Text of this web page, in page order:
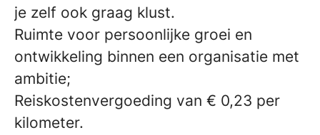
je zelf ook graag klust.
Ruimte voor persoonlijke groei en
ontwikkeling binnen een organisatie met
ambitie;
Reiskostenvergoeding van € 0,23 per
kilometer.